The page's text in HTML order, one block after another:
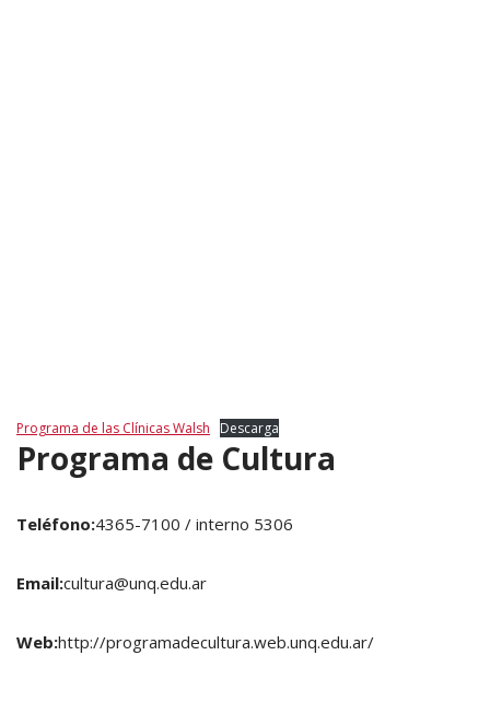
Programa de las Clínicas Walsh Descarga
Programa de Cultura
Teléfono:4365-7100 / interno 5306
Email:cultura@unq.edu.ar
Web:http://programadecultura.web.unq.edu.ar/